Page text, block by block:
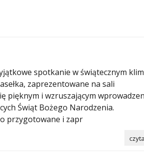
spotkanie w świątecznym
zaprezentowane na sali
pięknym i wzruszającym
Świąt Bożego Narodzenia.
przygotowane i zapr